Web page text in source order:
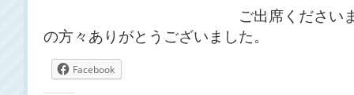
ご出席くださいました笠岡
の方々ありがとうございました。
Facebook